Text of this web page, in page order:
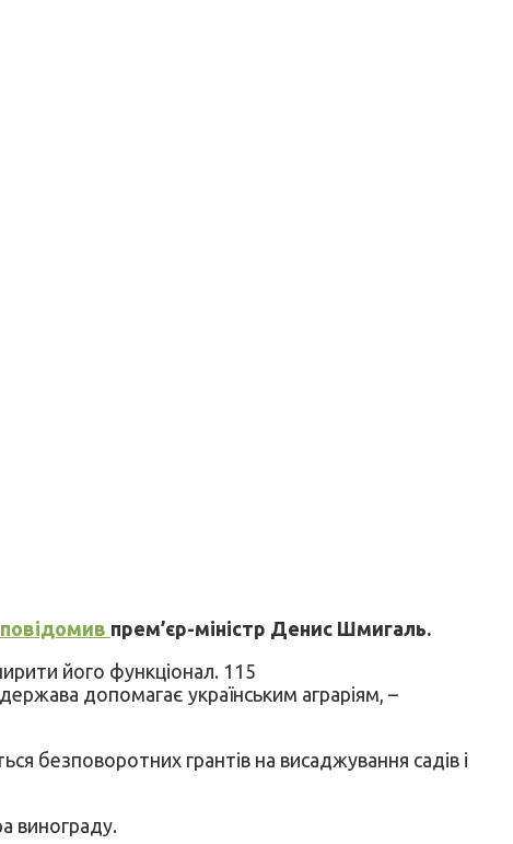
повідомив прем’єр-міністр Денис Шмигаль.
його функціонал. 115
допомагає українським аграріям, –
безповоротних грантів на висаджування садів і
винограду.